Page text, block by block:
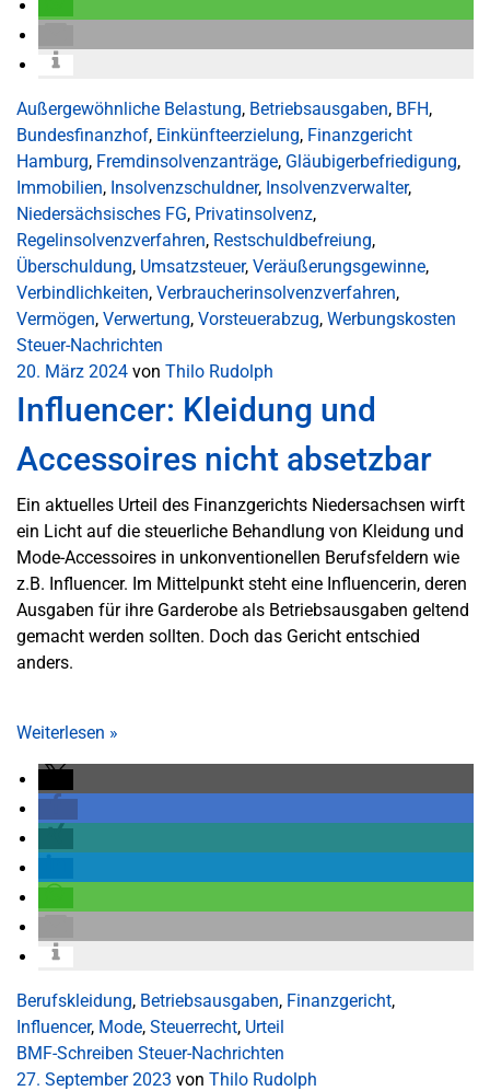
Außergewöhnliche Belastung, Betriebsausgaben, BFH,
Bundesfinanzhof, Einkünfteerzielung, Finanzgericht
Hamburg, Fremdinsolvenzanträge, Gläubigerbefriedigung,
Immobilien, Insolvenzschuldner, Insolvenzverwalter,
Niedersächsisches FG, Privatinsolvenz,
Regelinsolvenzverfahren, Restschuldbefreiung,
Überschuldung, Umsatzsteuer, Veräußerungsgewinne,
Verbindlichkeiten, Verbraucherinsolvenzverfahren,
Vermögen, Verwertung, Vorsteuerabzug, Werbungskosten
Steuer-Nachrichten
20. März 2024 von Thilo Rudolph
Influencer: Kleidung und
Accessoires nicht absetzbar
Ein aktuelles Urteil des Finanzgerichts Niedersachsen wirft
ein Licht auf die steuerliche Behandlung von Kleidung und
Mode-Accessoires in unkonventionellen Berufsfeldern wie
z.B. Influencer. Im Mittelpunkt steht eine Influencerin, deren
Ausgaben für ihre Garderobe als Betriebsausgaben geltend
gemacht werden sollten. Doch das Gericht entschied
anders.
Weiterlesen »
Berufskleidung, Betriebsausgaben, Finanzgericht,
Influencer, Mode, Steuerrecht, Urteil
BMF-Schreiben Steuer-Nachrichten
27. September 2023 von Thilo Rudolph